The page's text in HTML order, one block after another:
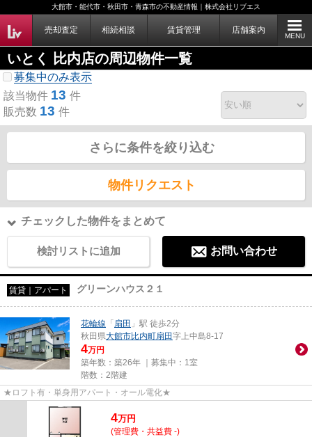
大館市・能代市・秋田市・青森市の不動産情報｜株式会社リブエス
売却査定 相続相談 賃貸管理 店舗案内
MENU
いとく 比内店の周辺物件一覧
募集中のみ表示
該当物件 13 件
販売数 13 件
さらに条件を絞り込む
物件リクエスト
チェックした物件をまとめて
検討リストに追加 お問い合わせ
賃貸｜アパート グリーンハウス２１
花輪線 「 扇田 」駅 徒歩2分
秋田県大館市比内町扇田字上中島8-17
4万円
築年数：築26年 ｜募集中： 1室
階数：2階建
★ロフト有・単身用アパート・オール電化★
4万円
(管理費・共益費 -)